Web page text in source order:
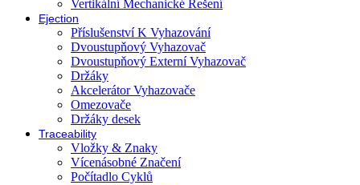
Vertikální Mechanické Řešení
Ejection
Příslušenství K Vyhazování
Dvoustupňový Vyhazovač
Dvoustupňový Externí Vyhazovač
Držáky
Akcelerátor Vyhazovače
Omezovače
Držáky desek
Traceability
Vložky & Znaky
Vícenásobné Značení
Počítadlo Cyklů